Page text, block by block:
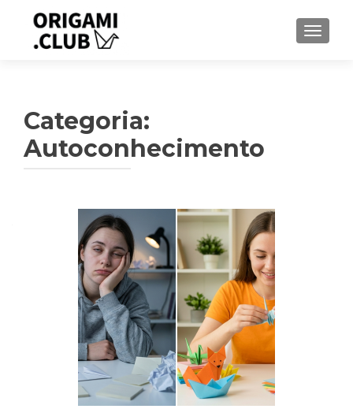
Categoria:
Autoconhecimento
Navegação
posts